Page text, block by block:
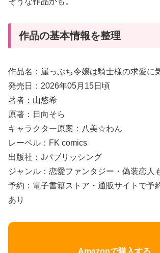
作品の基本情報を整理
作品名：崖っぷち令嬢は騎士様の求愛に
発売日：2026年05月15日頃
著者：山悠希
原著：日向そら
キャラクター原案：八美☆わん
レーベル：FK comics
出版社：Jパブリッシング
ジャンル：恋愛ファンタジー・偽装恋人
予約：電子書籍ストア・通販サイトで予
あり